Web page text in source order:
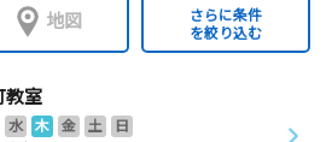
地図
さらに条件
を絞り込む
教室
水 木 金 土
日